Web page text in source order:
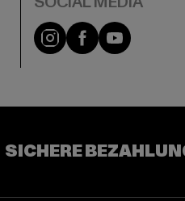
Instagram
FacebookYouTube
SICHERE